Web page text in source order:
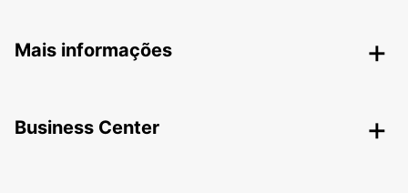
Mais informações
Business Center